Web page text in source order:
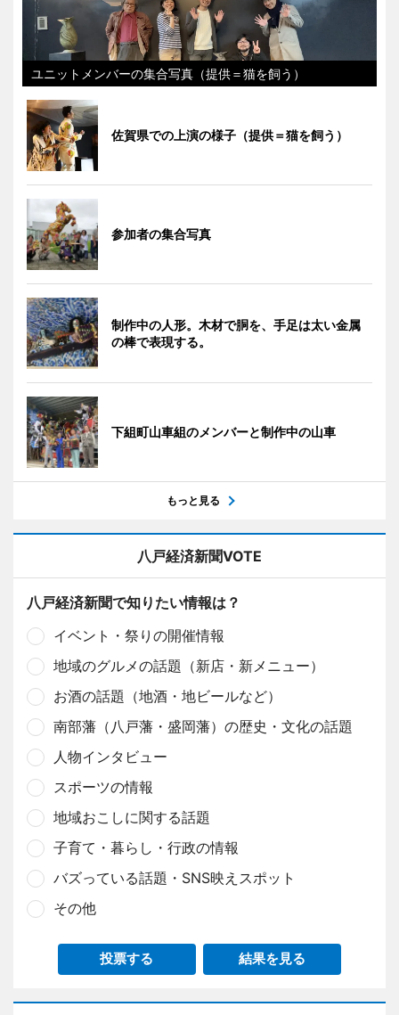
ユニットメンバーの集合写真（提供＝猫を飼う）
佐賀県での上演の様子（提供＝猫を飼う）
参加者の集合写真
制作中の人形。木材で胴を、手足は太い金属
の棒で表現する。
下組町山車組のメンバーと制作中の山車
もっと見る
八戸経済新聞VOTE
八戸経済新聞で知りたい情報は？
イベント・祭りの開催情報
地域のグルメの話題（新店・新メニュー）
お酒の話題（地酒・地ビールなど）
南部藩（八戸藩・盛岡藩）の歴史・文化の話題
人物インタビュー
スポーツの情報
地域おこしに関する話題
子育て・暮らし・行政の情報
バズっている話題・SNS映えスポット
その他
投票する 結果を見る